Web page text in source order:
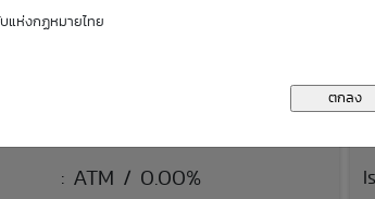
แห่งกฏหมายไทย
: ATM / 0.00%